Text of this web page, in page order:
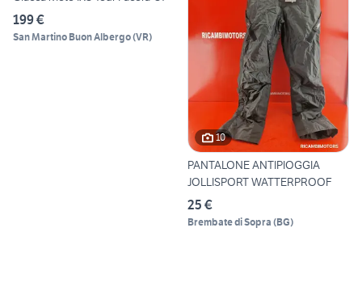
199 €
San Martino Buon Albergo(VR)
10
PANTALONE ANTIPIOGGIA
JOLLISPORT WATTERPROOF
25 €
Brembate di Sopra (BG)